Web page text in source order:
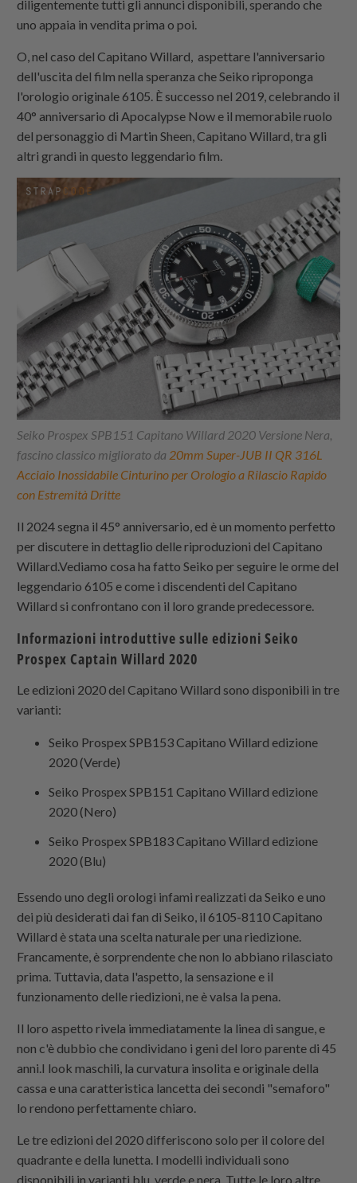
diligentemente tutti gli annunci disponibili, sperando che
uno appaia in vendita prima o poi.
O, nel caso del Capitano Willard, aspettare l'anniversario
dell'uscita del film nella speranza che Seiko riproponga
l'orologio originale 6105. È successo nel 2019, celebrando il
40° anniversario di Apocalypse Now e il memorabile ruolo
del personaggio di Martin Sheen, Capitano Willard, tra gli
altri grandi in questo leggendario film.
Seiko Prospex SPB151 Capitano Willard 2020 Versione Nera,
fascino classico migliorato da 20mm Super-JUB II QR 316L
Acciaio Inossidabile Cinturino per Orologio a Rilascio Rapido
con Estremità Dritte
Il 2024 segna il 45° anniversario, ed è un momento perfetto
per discutere in dettaglio delle riproduzioni del Capitano
Willard.Vediamo cosa ha fatto Seiko per seguire le orme del
leggendario 6105 e come i discendenti del Capitano
Willard si confrontano con il loro grande predecessore.
Informazioni introduttive sulle edizioni Seiko
Prospex Captain Willard 2020
Le edizioni 2020 del Capitano Willard sono disponibili in tre
varianti:
Seiko Prospex SPB153 Capitano Willard edizione
2020 (Verde)
Seiko Prospex SPB151 Capitano Willard edizione
2020 (Nero)
Seiko Prospex SPB183 Capitano Willard edizione
2020 (Blu)
Essendo uno degli orologi infami realizzati da Seiko e uno
dei più desiderati dai fan di Seiko, il 6105-8110 Capitano
Willard è stata una scelta naturale per una riedizione.
Francamente, è sorprendente che non lo abbiano rilasciato
prima. Tuttavia, data l'aspetto, la sensazione e il
funzionamento delle riedizioni, ne è valsa la pena.
Il loro aspetto rivela immediatamente la linea di sangue, e
non c'è dubbio che condividano i geni del loro parente di 45
anni.I look maschili, la curvatura insolita e originale della
cassa e una caratteristica lancetta dei secondi "semaforo"
lo rendono perfettamente chiaro.
Le tre edizioni del 2020 differiscono solo per il colore del
quadrante e della lunetta. I modelli individuali sono
disponibili in varianti blu, verde e nera. Tutte le loro altre